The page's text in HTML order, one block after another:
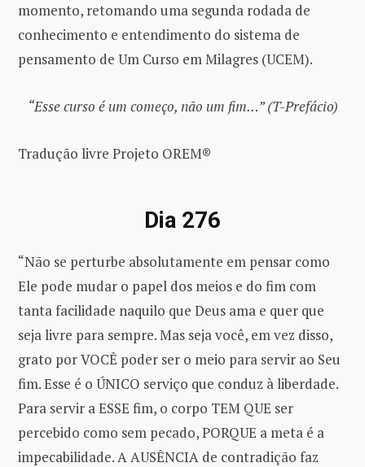
momento, retomando uma segunda rodada de
conhecimento e entendimento do sistema de
pensamento de Um Curso em Milagres (UCEM).
“Esse curso é um começo, não um fim…” (T-Prefácio)
Tradução livre Projeto OREM®
Dia 276
“Não se perturbe absolutamente em pensar como
Ele pode mudar o papel dos meios e do fim com
tanta facilidade naquilo que Deus ama e quer que
seja livre para sempre. Mas seja você, em vez disso,
grato por VOCÊ poder ser o meio para servir ao Seu
fim. Esse é o ÚNICO serviço que conduz à liberdade.
Para servir a ESSE fim, o corpo TEM QUE ser
percebido como sem pecado, PORQUE a meta é a
impecabilidade. A AUSÊNCIA de contradição faz